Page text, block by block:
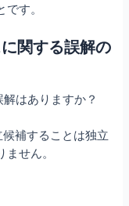
す。
関する誤解の
はありますか？
補することは独立
せん。